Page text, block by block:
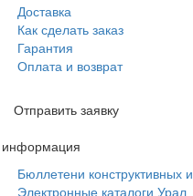
Доставка
Как сделать заказ
Гарантия
Оплата и возврат
Отправить заявку
информация
Бюллетени конструктивных
Электронные каталоги Урал